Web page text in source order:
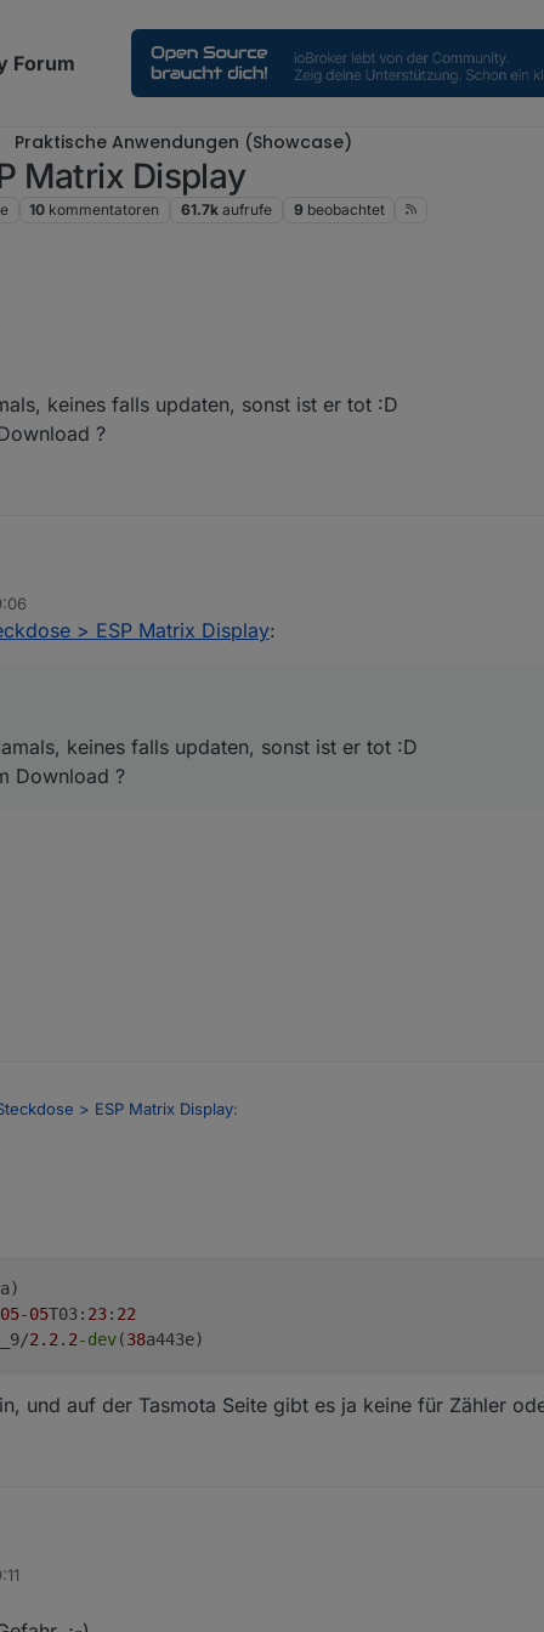
Forum
Praktische Anwendungen (Showcase)
Matrix Display
10 kommentatoren 61.7k aufrufe 9 beobachtet
keines falls updaten, sonst ist er tot :D
?
stand damals, keines falls updaten, sonst ist er tot :D
zum Download ?
> ESP Matrix Display:
keines falls updaten, sonst ist er tot :D
Download ?
> ESP Matrix Display:
05-05T03: 23: 22
2.2. 2-dev(38a443e)
und auf der Tasmota Seite gibt es ja keine für Zähler